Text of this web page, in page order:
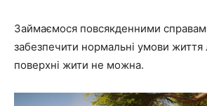
Займаємося повсякденними
забезпечити нормальні умови
поверхні жити не можна.